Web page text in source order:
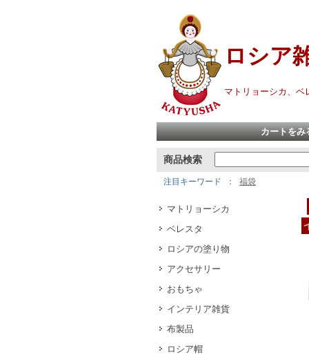
ロシア
マトリョーシカ、ベ
カートをみ
商品検索
注目キーワード 福袋
マトリョーシカ
ベレスタ
ロシアの塗り物
アクセサリー
おもちゃ
インテリア雑貨
布製品
ロシア帽